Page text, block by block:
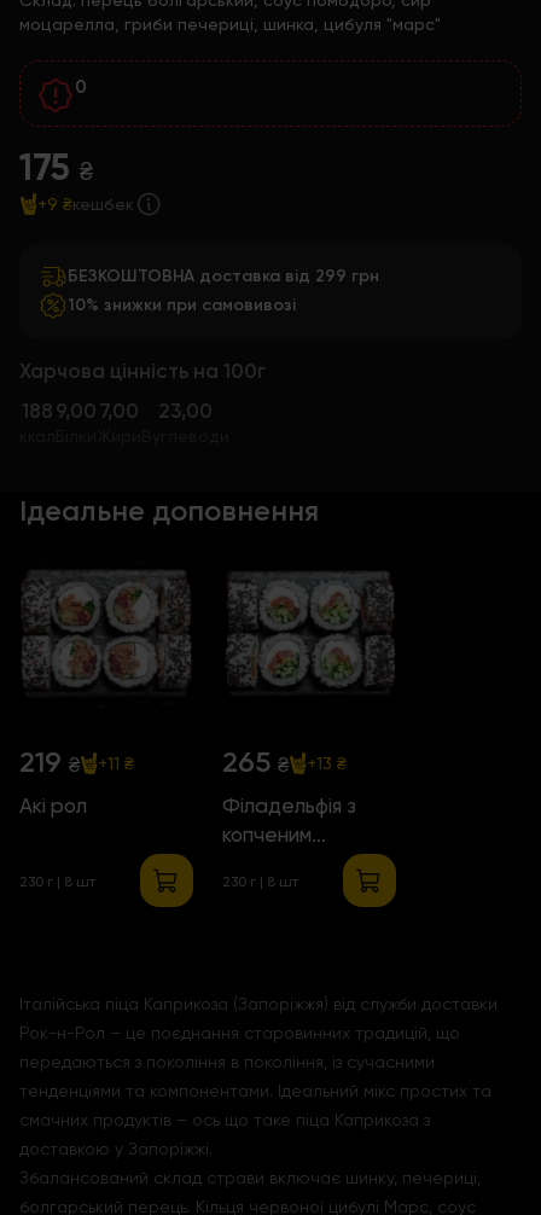
моцарелла, гриби печериці, шинка, цибуля "марс"
0
175 ₴
+9 ₴кешбек
БЕЗКОШТОВНА доставка від 299 грн
10% знижки при самовивозі
Харчова цінність на 100г
188 9,00 7,00 23,00
Ідеальне доповнення
219 ₴ +11 ₴
Акі рол
230 г | 8 шт
265 ₴ +13 ₴
Філадельфія з
копченим
230 г | 8 шт
Італійська піца Каприкоза (Запоріжжя) від служби доставки
Рок-н-Рол – це поєднання старовинних традицій, що
передаються з покоління в покоління, із сучасними
тенденціями та компонентами. Ідеальний мікс простих та
смачних продуктів – ось що таке піца Каприкоза з
доставкою у Запоріжжі.
Збалансований склад страви включає шинку, печериці,
болгарський перець. Кільця червоної цибулі Марс, соус